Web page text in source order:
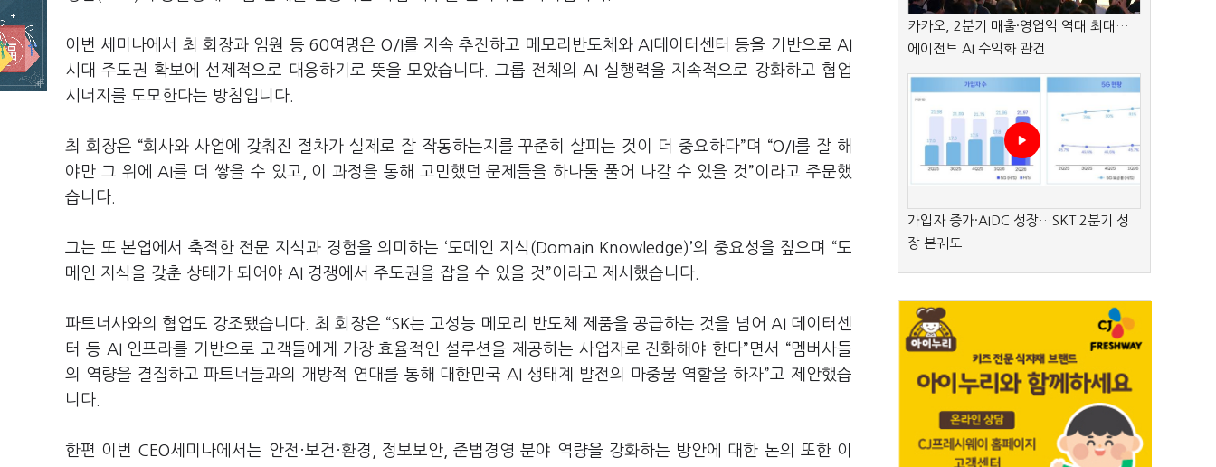
이번 세미나에서 최 회장과 임원 등 60여명은 O/I를 지속 추진하고 메모리반도체와 AI데이터센터 등을 기반으로 AI
시대 주도권 확보에 선제적으로 대응하기로 뜻을 모았습니다. 그룹 전체의 AI 실행력을 지속적으로 강화하고 협업
시너지를 도모한다는 방침입니다.
최 회장은 “회사와 사업에 갖춰진 절차가 실제로 잘 작동하는지를 꾸준히 살피는 것이 더 중요하다”며 “O/I를 잘 해
야만 그 위에 AI를 더 쌓을 수 있고, 이 과정을 통해 고민했던 문제들을 하나둘 풀어 나갈 수 있을 것”이라고 주문했
습니다.
그는 또 본업에서 축적한 전문 지식과 경험을 의미하는 ‘도메인 지식(Domain Knowledge)’의 중요성을 짚으며 “도
메인 지식을 갖춘 상태가 되어야 AI 경쟁에서 주도권을 잡을 수 있을 것”이라고 제시했습니다.
파트너사와의 협업도 강조됐습니다. 최 회장은 “SK는 고성능 메모리 반도체 제품을 공급하는 것을 넘어 AI 데이터센
터 등 AI 인프라를 기반으로 고객들에게 가장 효율적인 설루션을 제공하는 사업자로 진화해야 한다”면서 “멤버사들
의 역량을 결집하고 파트너들과의 개방적 연대를 통해 대한민국 AI 생태계 발전의 마중물 역할을 하자”고 제안했습
니다.
한편 이번 CEO세미나에서는 안전·보건·환경, 정보보안, 준법경영 분야 역량을 강화하는 방안에 대한 논의 또한 이
카카오, 2분기 매출·영업익 역대 최대…
에이전트 AI 수익화 관건
가입자 증가·AIDC 성장…SKT 2분기 성
장 본궤도